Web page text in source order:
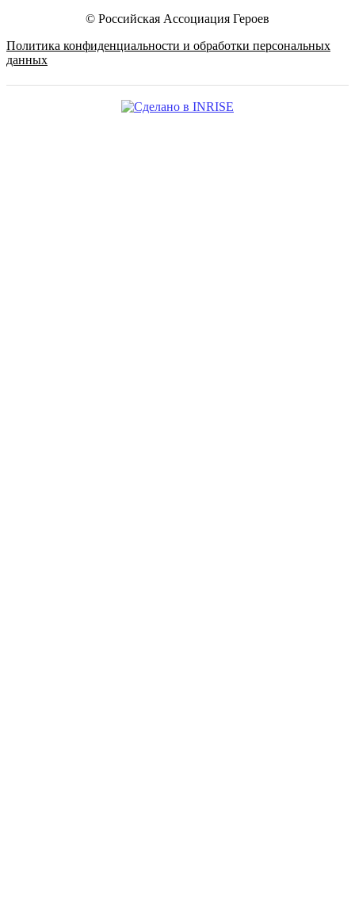
© Российская Ассоциация Героев
Политика конфиденциальности и обработки персональных
данных